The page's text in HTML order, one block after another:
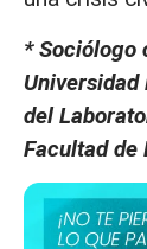
* Sociólogo
del
Facultad de